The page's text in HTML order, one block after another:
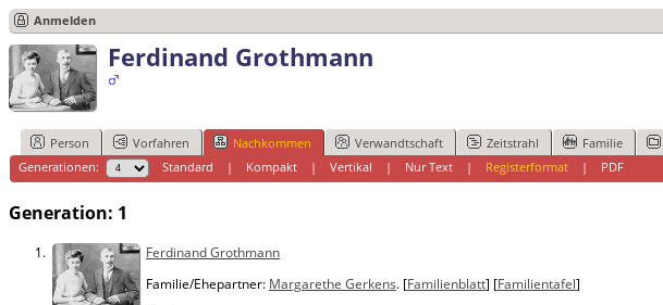
Anmelden
Ferdinand Grothmann
Person Vorfahren Nachkommen Verwandtschaft Zeitstrahl Familie
Generationen:
Standard | Kompakt| Vertikal | Nur Text| Registerformat| PDF
Generation: 1
1.
Ferdinand Grothmann
Familie/Ehepartner: Margarethe Gerkens. [Familienblatt] [Familientafel]